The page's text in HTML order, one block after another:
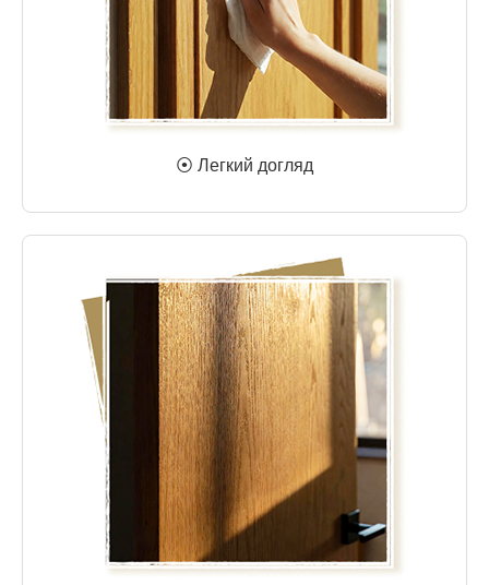
⦿ Легкий догляд